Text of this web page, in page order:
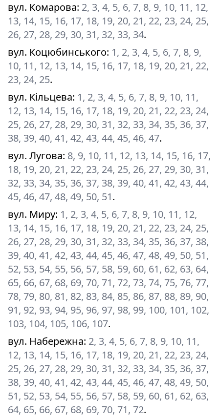
вул. Комарова: 2, 3, 4, 5, 6, 7, 8, 9, 10, 11, 12,
13, 14, 15, 16, 17, 18, 19, 20, 21, 22, 23, 24, 25,
26, 27, 28, 29, 30, 31, 32, 33, 34.
вул. Коцюбинського: 1, 2, 3, 4, 5, 6, 7, 8, 9,
10, 11, 12, 13, 14, 15, 16, 17, 18, 19, 20, 21, 22,
23, 24, 25.
вул. Кільцева: 1, 2, 3, 4, 5, 6, 7, 8, 9, 10, 11,
12, 13, 14, 15, 16, 17, 18, 19, 20, 21, 22, 23, 24,
25, 26, 27, 28, 29, 30, 31, 32, 33, 34, 35, 36, 37,
38, 39, 40, 41, 42, 43, 44, 45, 46, 47.
вул. Лугова: 8, 9, 10, 11, 12, 13, 14, 15, 16, 17,
18, 19, 20, 21, 22, 23, 24, 25, 26, 27, 29, 30, 31,
32, 33, 34, 35, 36, 37, 38, 39, 40, 41, 42, 43, 44,
45, 46, 47, 48, 49, 50, 51.
вул. Миру: 1, 2, 3, 4, 5, 6, 7, 8, 9, 10, 11, 12,
13, 14, 15, 16, 17, 18, 19, 20, 21, 22, 23, 24, 25,
26, 27, 28, 29, 30, 31, 32, 33, 34, 35, 36, 37, 38,
39, 40, 41, 42, 43, 44, 45, 46, 47, 48, 49, 50, 51,
52, 53, 54, 55, 56, 57, 58, 59, 60, 61, 62, 63, 64,
65, 66, 67, 68, 69, 70, 71, 72, 73, 74, 75, 76, 77,
78, 79, 80, 81, 82, 83, 84, 85, 86, 87, 88, 89, 90,
91, 92, 93, 94, 95, 96, 97, 98, 99, 100, 101, 102,
103, 104, 105, 106, 107.
вул. Набережна: 2, 3, 4, 5, 6, 7, 8, 9, 10, 11,
12, 13, 14, 15, 16, 17, 18, 19, 20, 21, 22, 23, 24,
25, 26, 27, 28, 29, 30, 31, 32, 33, 34, 35, 36, 37,
38, 39, 40, 41, 42, 43, 44, 45, 46, 47, 48, 49, 50,
51, 52, 53, 54, 55, 56, 57, 58, 59, 60, 61, 62, 63,
64, 65, 66, 67, 68, 69, 70, 71, 72.